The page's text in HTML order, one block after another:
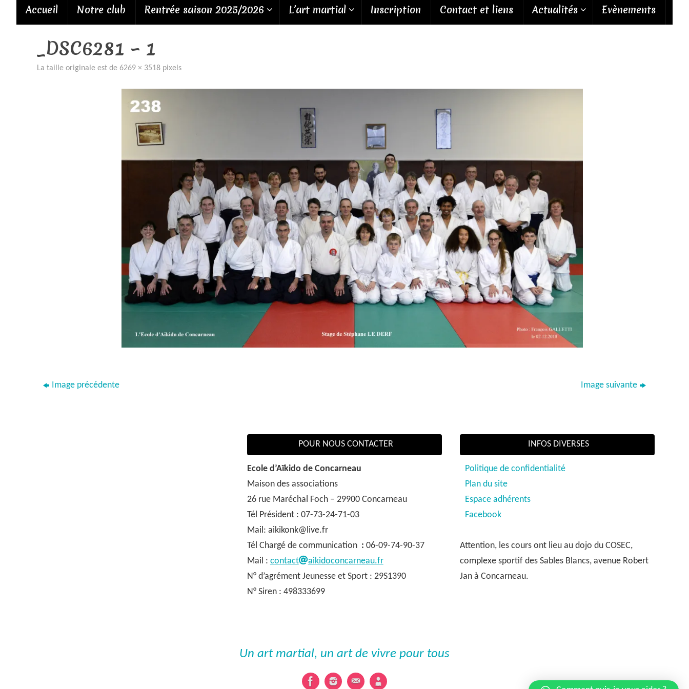
Accueil Notre club Rentrée saison 2025/2026 L’art martial Inscription Contact et liens Actualités Evènements
_DSC6281 – 1
La taille originale est de 6269 × 3518 pixels
Image précédente Image suivante
POUR NOUS CONTACTER
Ecole d’Aïkido de Concarneau
Maison des associations
26 rue Maréchal Foch – 29900 Concarneau
Tél Président : 07-73-24-71-03
Mail: aikikonk@live.fr
Tél Chargé de communication : 06-09-74-90-37
Mail : contact
aikidoconcarneau.fr
N° d’agrément Jeunesse et Sport : 29S1390
N° Siren : 498333699
INFOS DIVERSES
Politique de confidentialité
Plan du site
Espace adhérents
Facebook
Attention, les cours ont lieu au dojo du COSEC,
complexe sportif des Sables Blancs, avenue Robert
Jan à Concarneau.
Un art martial, un art de vivre pour tous